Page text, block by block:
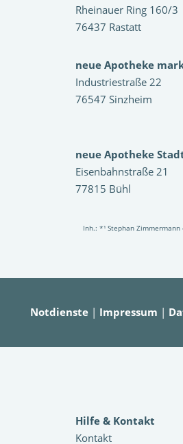
Rheinauer Ring 160/3
76437 Rastatt
neue Apotheke
Industriestraße 22
76547 Sinzheim
neue Apotheke
Eisenbahnstraße 21
77815 Bühl
Inh.: *¹ Stephan Zimmermann
Notdienste | Impressum |
Hilfe & Kontakt
Kontakt